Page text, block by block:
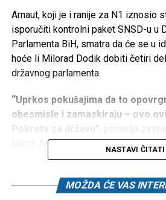
Arnaut, koji je i ranije za N1 iznosio
isporučiti kontrolni paket SNSD-u u
Parlamenta BiH, smatra da će se u
hoće li Milorad Dodik dobiti četiri
državnog parlamenta.
“Uprkos pokušajima da to
obesmisle i zamaskiraju – ovo
Damir Arnaut te dodaje kako su
glasova u NSRS koje kontroliše.
NASTAVI ČITATI
MOŽDA ĆE VAS